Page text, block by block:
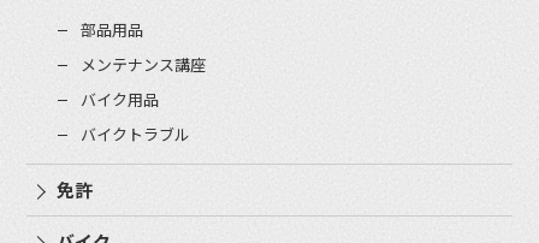
部品用品
メンテナンス講座
バイク用品
バイクトラブル
免許